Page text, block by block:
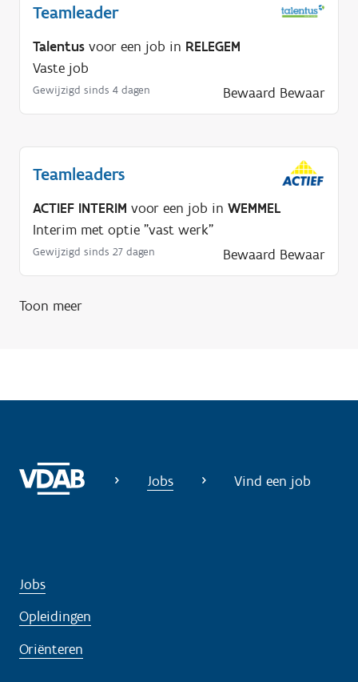
p
i
g
Teamleader
Talentus voor een job in RELEGEM
Vaste job
Gewijzigd sinds 4 dagen Bewaard Bewaar
Teamleaders
ACTIEF INTERIM voor een job in WEMMEL
Interim met optie "vast werk"
Gewijzigd sinds 27 dagen Bewaard Bewaar
Toon meer
Jobs Vind een job
Jobs
Opleidingen
Oriënteren